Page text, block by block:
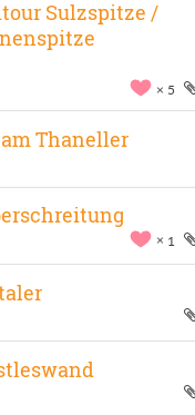
Sulzspitze /
5
Thaneller
1